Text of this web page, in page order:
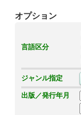
オプション
言語区分
ジャンル指定
出版／発行年月